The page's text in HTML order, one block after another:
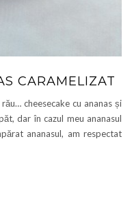
CARAMELIZAT
cheesecake cu ananas și
dar în cazul meu ananasul
ananasul, am respectat